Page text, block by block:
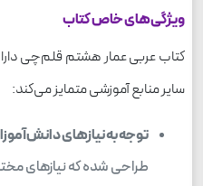
ویژگی‌های خاص کتاب
کتاب عربی عمار هشتم قلم‌چی
سایر منابع آموزشی متمایز می‌کند:
توجه به نیازهای
طراحی شده که نیازهای